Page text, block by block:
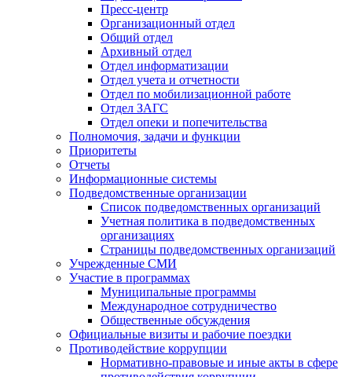
Пресс-центр
Организационный отдел
Общий отдел
Архивный отдел
Отдел информатизации
Отдел учета и отчетности
Отдел по мобилизационной работе
Отдел ЗАГС
Отдел опеки и попечительства
Полномочия, задачи и функции
Приоритеты
Отчеты
Информационные системы
Подведомственные организации
Список подведомственных организаций
Учетная политика в подведомственных
организациях
Страницы подведомственных организаций
Учрежденные СМИ
Участие в программах
Муниципальные программы
Международное сотрудничество
Общественные обсуждения
Официальные визиты и рабочие поездки
Противодействие коррупции
Нормативно-правовые и иные акты в сфере